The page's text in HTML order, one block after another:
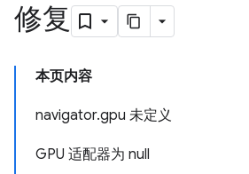
修复
本页内容
navigator.gpu 未定义
GPU 适配器为 null